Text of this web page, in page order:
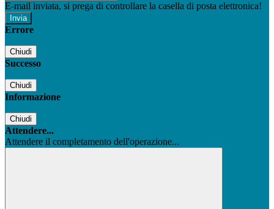
E-mail inviata, si prega di controllare la casella di posta elettronica!
Errore
Chiudi
Successo
Chiudi
Informazione
Chiudi
Attendere...
Attendere il completamento dell'operazione...